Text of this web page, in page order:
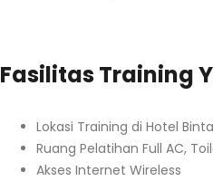
Fasilitas Training
Lokasi Training di Hotel
Ruang Pelatihan Full AC,
Akses Internet Wireless